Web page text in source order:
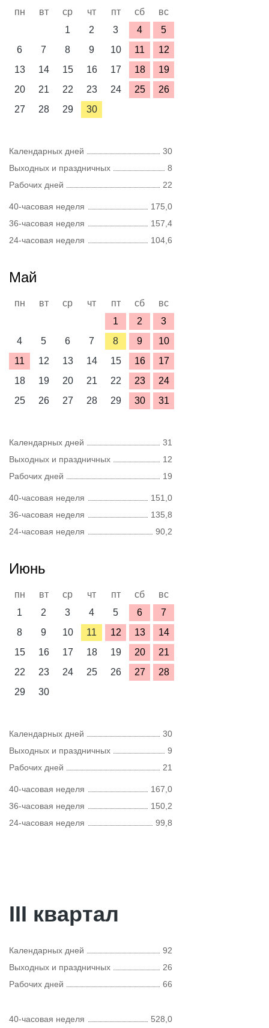
пн вт ср чт пт сб
вс
1
2 3 4
5
6
7 8 9 10 11
12
13
14 15 16 17 18
19
20
21 22 23 24 25
26
27
28 29 30
Календарных дней
30
Выходных и праздничных
8
Рабочих дней
22
40-часовая неделя
175,0
36-часовая неделя
157,4
24-часовая неделя
104,6
Май
пн вт ср чт пт сб
вс
1
2
3
4
5 6 7 8 9
10
11
12 13 14 15 16
17
18
19 20 21 22 23
24
25
26 27 28 29 30 31
Календарных дней
31
Выходных и праздничных
12
Рабочих дней
19
40-часовая неделя
151,0
36-часовая неделя
135,8
24-часовая неделя
90,2
Июнь
пн вт ср чт пт сб
вс
1
2 3 4 5 6
7
8
9 10 11 12 13
14
15
16 17 18 19 20
21
22
23 24 25 26 27
28
29
30
Календарных дней
30
Выходных и праздничных
9
Рабочих дней
21
40-часовая неделя
167,0
36-часовая неделя
150,2
24-часовая неделя
99,8
III квартал
Календарных дней
92
Выходных и праздничных
26
Рабочих дней
66
40-часовая неделя 528,0